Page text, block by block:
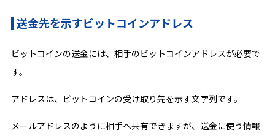
送金先を示すビットコインアドレス
ビットコインの送金には、相手のビットコインアドレスが必要で
す。
アドレスは、ビットコインの受け取り先を示す文字列です。
メールアドレスのように相手へ共有できますが、送金に使う情報